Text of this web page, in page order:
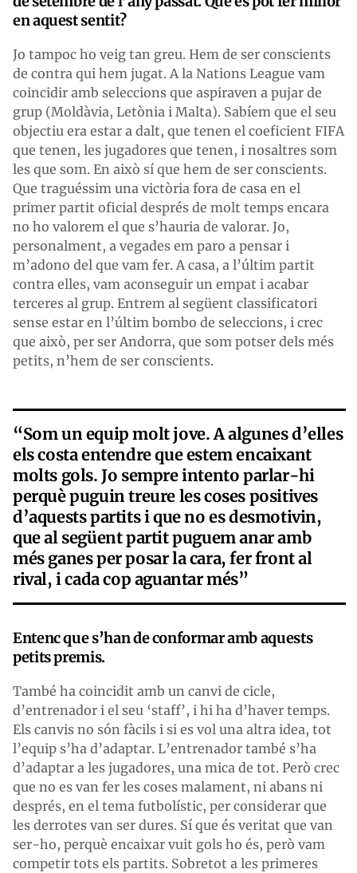
en aquest sentit?
Jo tampoc ho veig tan greu. Hem de ser conscients
de contra qui hem jugat. A la Nations League vam
coincidir amb seleccions que aspiraven a pujar de
grup (Moldàvia, Letònia i Malta). Sabíem que el seu
objectiu era estar a dalt, que tenen el coeficient FIFA
que tenen, les jugadores que tenen, i nosaltres som
les que som. En això sí que hem de ser conscients.
Que traguéssim una victòria fora de casa en el
primer partit oficial després de molt temps encara
no ho valorem el que s’hauria de valorar. Jo,
personalment, a vegades em paro a pensar i
m’adono del que vam fer. A casa, a l’últim partit
contra elles, vam aconseguir un empat i acabar
terceres al grup. Entrem al següent classificatori
sense estar en l’últim bombo de seleccions, i crec
que això, per ser Andorra, que som potser dels més
petits, n’hem de ser conscients.
“Som un equip molt jove. A algunes d’elles
els costa entendre que estem encaixant
molts gols. Jo sempre intento parlar-hi
perquè puguin treure les coses positives
d’aquests partits i que no es desmotivin,
que al següent partit puguem anar amb
més ganes per posar la cara, fer front al
rival, i cada cop aguantar més”
Entenc que s’han de conformar amb aquests
petits premis.
També ha coincidit amb un canvi de cicle,
d’entrenador i el seu ‘staff’, i hi ha d’haver temps.
Els canvis no són fàcils i si es vol una altra idea, tot
l’equip s’ha d’adaptar. L’entrenador també s’ha
d’adaptar a les jugadores, una mica de tot. Però crec
que no es van fer les coses malament, ni abans ni
després, en el tema futbolístic, per considerar que
les derrotes van ser dures. Sí que és veritat que van
ser-ho, perquè encaixar vuit gols ho és, però vam
competir tots els partits. Sobretot a les primeres